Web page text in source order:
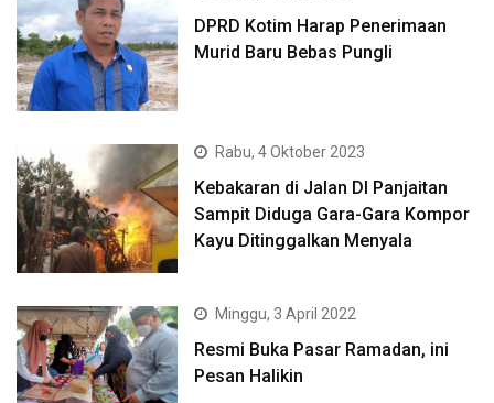
DPRD Kotim Harap Penerimaan
Murid Baru Bebas Pungli
Rabu, 4 Oktober 2023
Kebakaran di Jalan DI Panjaitan
Sampit Diduga Gara-Gara Kompor
Kayu Ditinggalkan Menyala
Minggu, 3 April 2022
Resmi Buka Pasar Ramadan, ini
Pesan Halikin